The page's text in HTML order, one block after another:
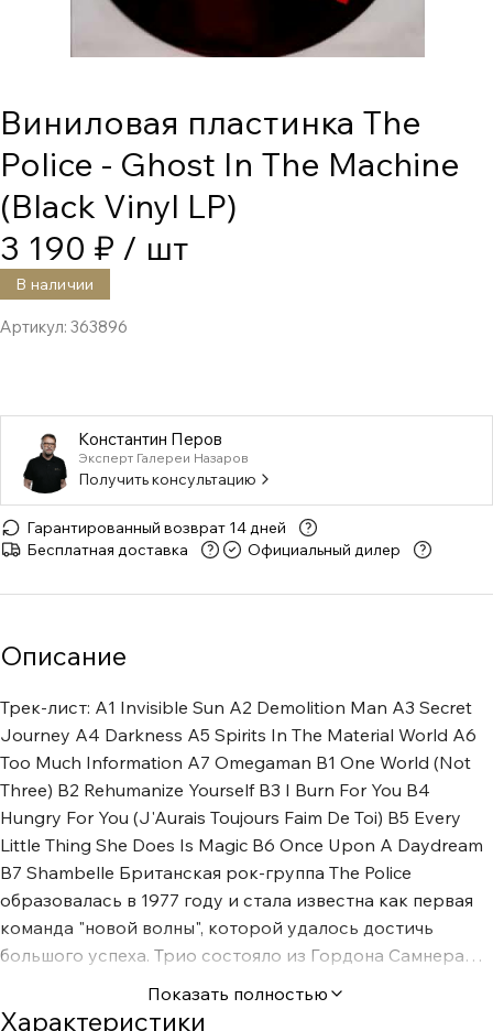
Виниловая пластинка The
Police - Ghost In The Machine
(Black Vinyl LP)
3 190 ₽ / шт
В наличии
Артикул: 363896
Константин Перов
Эксперт Галереи Назаров
Получить консультацию
Гарантированный возврат 14 дней
Бесплатная доставка
Официальный дилер
Описание
Трек-лист: A1 Invisible Sun A2 Demolition Man A3 Secret
Journey A4 Darkness A5 Spirits In The Material World A6
Too Much Information A7 Omegaman B1 One World (Not
Three) B2 Rehumanize Yourself B3 I Burn For You B4
Hungry For You (J'Aurais Toujours Faim De Toi) B5 Every
Little Thing She Does Is Magic B6 Once Upon A Daydream
B7 Shambelle Британская рок-группа The Police
образовалась в 1977 году и стала известна как первая
команда "новой волны", которой удалось достичь
большого успеха. Трио состояло из Гордона Самнера
(Стинга), Энди Саммерса и Стюарта Коупленда, а играли
они рок с элементами джаза, панка и регги. В активе
Показать полностью
Характеристики